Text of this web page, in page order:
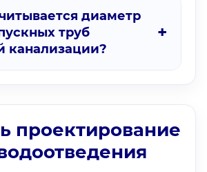
диаметр
труб
канализации?
проектирование